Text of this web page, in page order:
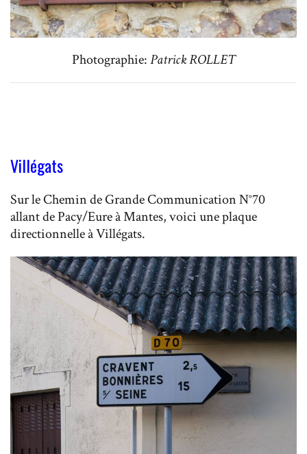
Photographie:Patrick ROLLET
Villégats
Sur le Chemin de Grande Communication N°70
allant de Pacy/Eure à Mantes, voici une plaque
directionnelle à Villégats.